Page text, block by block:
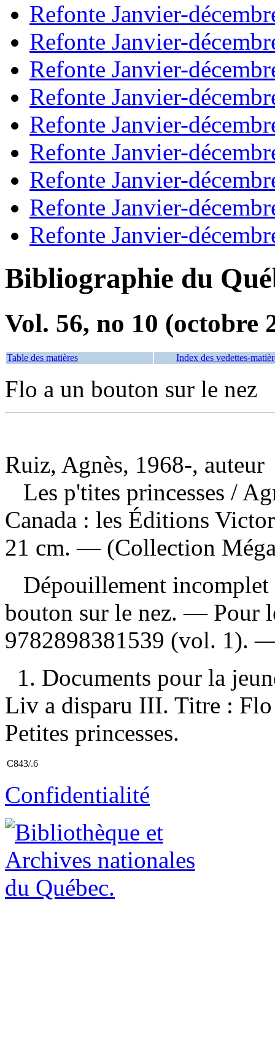
Refonte Janvier-
Refonte Janvier-
Refonte Janvier-
Refonte Janvier-
Refonte Janvier-
Refonte Janvier-
Refonte Janvier-
Refonte Janvier-
Refonte Janvier-
Bibliographie du
Vol. 56, no 10 (octobre
Table des matières Index des vedettes-
Flo a un bouton sur le nez
Ruiz, Agnès, 1968-, auteur
Les p'tites princesses /
Canada : les Éditions
21 cm. — (Collection
Dépouillement
bouton sur le nez. — Pour
9782898381539 (vol. 1).
1. Documents pour la
Liv a disparu III. Titre :
Petites princesses.
C843/.6
Confidentialité